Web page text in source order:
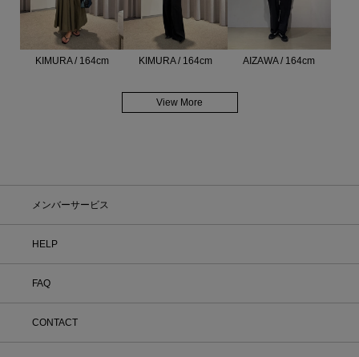
KIMURA / 164cm KIMURA / 164cm AIZAWA / 164cm
View More
メンバーサービス
HELP
FAQ
CONTACT